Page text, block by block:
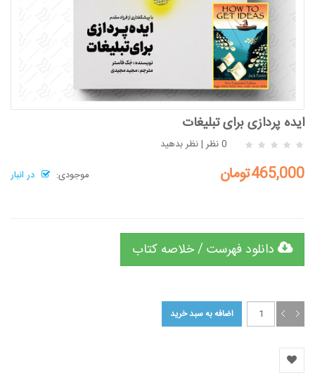
ایده پردازی برای تبلیغات
0 نظر |نظر بدهید
موجودی:
در انبار 465,000تومان
دانلود فهرست / خلاصه کتاب